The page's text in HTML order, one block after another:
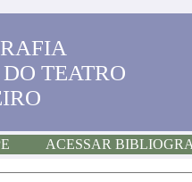
TEATRO
ACESSAR